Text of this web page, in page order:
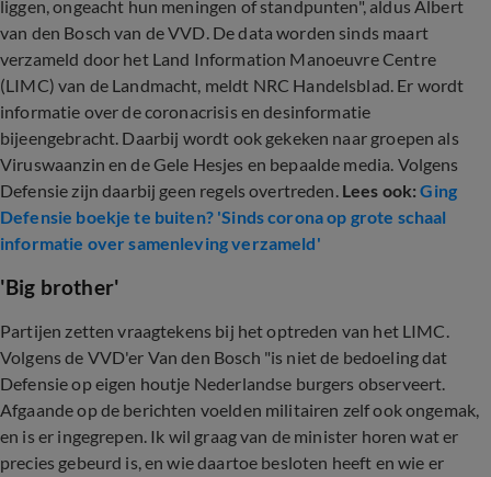
liggen, ongeacht hun meningen of standpunten", aldus Albert
van den Bosch van de VVD. De data worden sinds maart
verzameld door het Land Information Manoeuvre Centre
(LIMC) van de Landmacht, meldt NRC Handelsblad. Er wordt
informatie over de coronacrisis en desinformatie
bijeengebracht. Daarbij wordt ook gekeken naar groepen als
Viruswaanzin en de Gele Hesjes en bepaalde media. Volgens
Defensie zijn daarbij geen regels overtreden. Lees ook:Ging
Defensie boekje te buiten? 'Sinds corona op grote schaal
informatie over samenleving verzameld'
'Big brother'
Partijen zetten vraagtekens bij het optreden van het LIMC.
Volgens de VVD'er Van den Bosch "is niet de bedoeling dat
Defensie op eigen houtje Nederlandse burgers observeert.
Afgaande op de berichten voelden militairen zelf ook ongemak,
en is er ingegrepen. Ik wil graag van de minister horen wat er
precies gebeurd is, en wie daartoe besloten heeft en wie er